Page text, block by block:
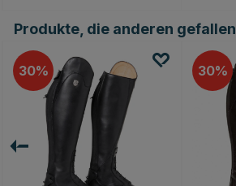
Produkte, die anderen gefallen
30 30